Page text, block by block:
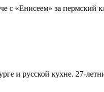
«Енисеем» за
и русской кухне. 27-